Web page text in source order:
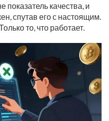
показатель качества, и
спутав его с настоящим.
то, что работает.